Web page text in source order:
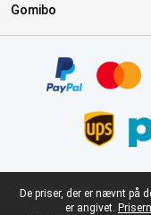
Gomibo
Juridisk fodtekst
De priser, der er nævnt på
er angivet.